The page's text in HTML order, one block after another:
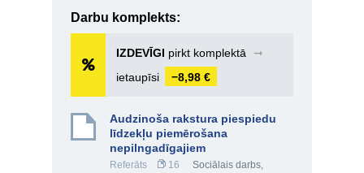
Darbu komplekts:
IZDEVĪGI pirkt komplektā
➞
ietaupīsi
−8,98 €
Audzinoša rakstura piespiedu
līdzekļu piemērošana
nepilngadīgajiem
Referāts 16 Sociālais darbs,